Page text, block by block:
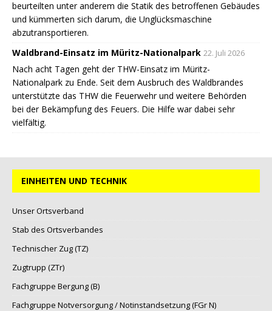
beurteilten unter anderem die Statik des betroffenen Gebäudes
und kümmerten sich darum, die Unglücksmaschine
abzutransportieren.
Waldbrand-Einsatz im Müritz-Nationalpark 22. Juli 2026
Nach acht Tagen geht der THW-Einsatz im Müritz-
Nationalpark zu Ende. Seit dem Ausbruch des Waldbrandes
unterstützte das THW die Feuerwehr und weitere Behörden
bei der Bekämpfung des Feuers. Die Hilfe war dabei sehr
vielfältig.
EINHEITEN UND TECHNIK
Unser Ortsverband
Stab des Ortsverbandes
Technischer Zug (TZ)
Zugtrupp (ZTr)
Fachgruppe Bergung (B)
Fachgruppe Notversorgung / Notinstandsetzung (FGr N)